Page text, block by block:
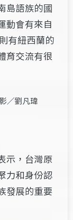
島語族的國
動會有來自
有紐西蘭的
育交流有很
／劉凡瑋
示，台灣原
力和身份認
發展的重要